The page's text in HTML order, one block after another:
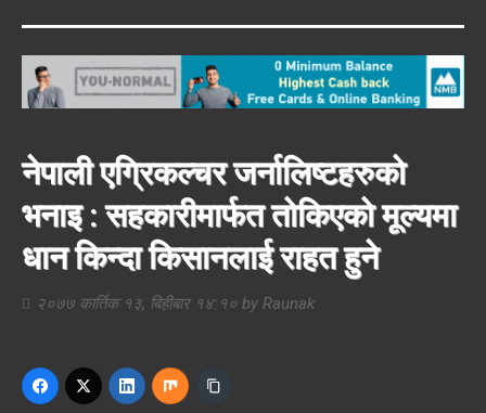
नेपाली एग्रिकल्चर जर्नालिष्टहरुको
भनाइ : सहकारीमार्फत तोकिएको मूल्यमा
धान किन्दा किसानलाई राहत हुने
२०७७ कार्तिक १३, बिहीबार १४:१० by Raunak